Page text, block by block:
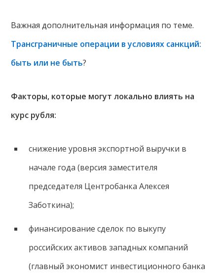
Важная дополнительная информация по теме.
Трансграничные операции в условиях санкций:
быть или не быть?
Факторы, которые могут локально влиять на
курс рубля:
снижение уровня экспортной выручки в
начале года (версия заместителя
председателя Центробанка Алексея
Заботкина);
финансирование сделок по выкупу
российских активов западных компаний
(главный экономист инвестиционного банка